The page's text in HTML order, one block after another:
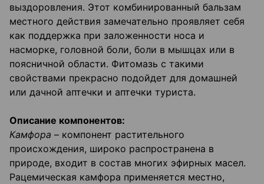
выздоровления. Этот комбинированный бальзам
местного действия замечательно проявляет себя
как поддержка при заложенности носа и
насморке, головной боли, боли в мышцах или в
поясничной области. Фитомазь с такими
свойствами прекрасно подойдет для домашней
или дачной аптечки и аптечки туриста.
Описание компонентов:
Камфора – компонент растительного
происхождения, широко распространена в
природе, входит в состав многих эфирных масел.
Рацемическая камфора применяется местно,